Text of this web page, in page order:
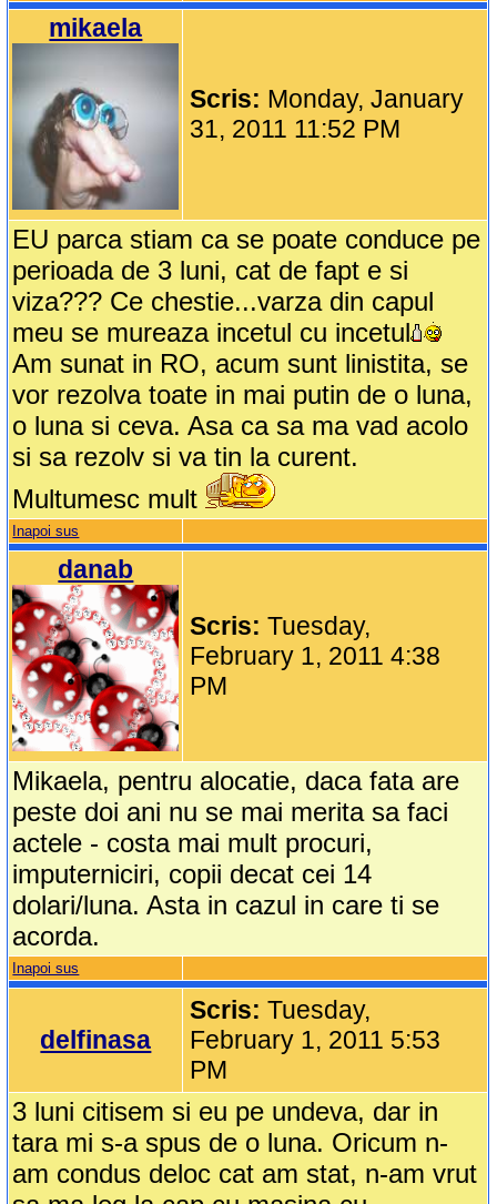
mikaela
Scris: Monday, January
31, 2011 11:52 PM
EU parca stiam ca se poate conduce pe
perioada de 3 luni, cat de fapt e si
viza??? Ce chestie...varza din capul
meu se mureaza incetul cu incetul
Am sunat in RO, acum sunt linistita, se
vor rezolva toate in mai putin de o luna,
o luna si ceva. Asa ca sa ma vad acolo
si sa rezolv si va tin la curent.
Multumesc mult
Inapoi sus
danab
Scris:Tuesday,
February 1, 2011 4:38
PM
Mikaela, pentru alocatie, daca fata are
peste doi ani nu se mai merita sa faci
actele - costa mai mult procuri,
imputerniciri, copii decat cei 14
dolari/luna. Asta in cazul in care ti se
acorda.
Inapoi sus
delfinasa
Scris:Tuesday,
February 1, 2011 5:53
PM
3 luni citisem si eu pe undeva, dar in
tara mi s-a spus de o luna. Oricum n-
am condus deloc cat am stat, n-am vrut